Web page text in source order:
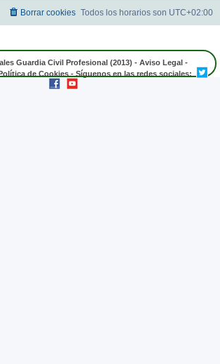
Todos los horarios son UTC+02:00
Borrar cookies
Guardia Civil Profesional (2013) - Aviso Legal -
Política de Cookies - Síguenos en las redes sociales: